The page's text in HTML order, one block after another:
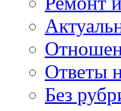
Ответы
Без